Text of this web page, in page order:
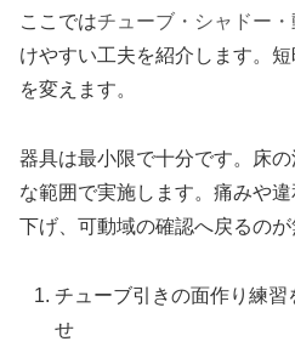
ここではチューブ・シャドー
けやすい工夫を紹介します。
を変えます。
器具は最小限で十分です。床
な範囲で実施します。痛みや
下げ、可動域の確認へ戻るのが
チューブ引きの面作り練
せ